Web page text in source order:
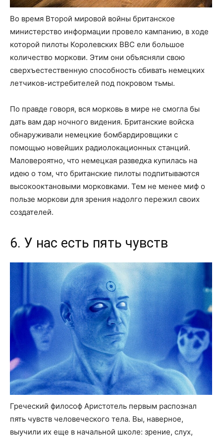
Во время Второй мировой войны британское
министерство информации провело кампанию, в ходе
которой пилоты Королевских ВВС ели большое
количество моркови. Этим они объясняли свою
сверхъестественную способность сбивать немецких
летчиков-истребителей под покровом тьмы.
По правде говоря, вся морковь в мире не смогла бы
дать вам дар ночного видения. Британские войска
обнаруживали немецкие бомбардировщики с
помощью новейших радиолокационных станций.
Маловероятно, что немецкая разведка купилась на
идею о том, что британские пилоты подпитываются
высокооктановыми морковками. Тем не менее миф о
пользе моркови для зрения надолго пережил своих
создателей.
6. У нас есть пять чувств
Греческий философ Аристотель первым распознал
пять чувств человеческого тела. Вы, наверное,
выучили их еще в начальной школе: зрение, слух,